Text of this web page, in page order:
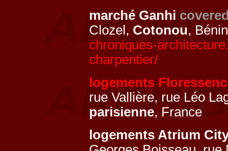
marché Ganhi
Clozel, Cotonou,
chroniques-
charpentier/
logements
rue Vallière, rue Léo
parisienne, France
logements Atrium